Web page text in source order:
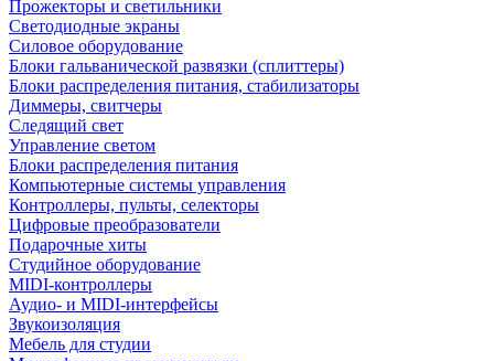
Прожекторы и светильники
Светодиодные экраны
Силовое оборудование
Блоки гальванической развязки (сплиттеры)
Блоки распределения питания, стабилизаторы
Диммеры, свитчеры
Следящий свет
Управление светом
Блоки распределения питания
Компьютерные системы управления
Контроллеры, пульты, селекторы
Цифровые преобразователи
Подарочные хиты
Студийное оборудование
MIDI-контроллеры
Аудио- и MIDI-интерфейсы
Звукоизоляция
Мебель для студии